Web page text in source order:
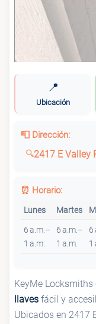
📍
Ubicación
📮 Dirección:
2417 E Valley
⏰ Horario:
Lunes Martes
6 a.m.–
1 a.m.
6 a.m.–
1 a.m.
6
1
KeyMe Locksmiths
llaves fácil y
Ubicados en 2417